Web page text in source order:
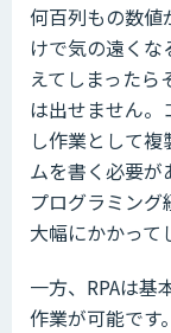
何百列もの数値
けで気の遠く
えてしまった
は出せません
し作業として
ムを書く必要が
プログラミン
大幅にかかって
一方、RPAは基
作業が可能です。